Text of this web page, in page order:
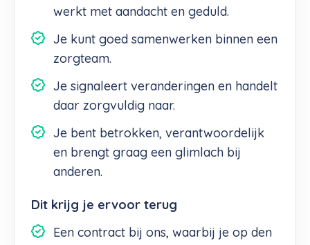
werkt met aandacht en geduld.
Je kunt goed samenwerken binnen een
zorgteam.
Je signaleert veranderingen en handelt
daar zorgvuldig naar.
Je bent betrokken, verantwoordelijk
en brengt graag een glimlach bij
anderen.
Dit krijg je ervoor terug
Een contract bij ons, waarbij je op den